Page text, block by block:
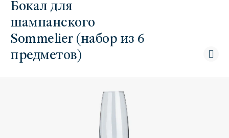
ПОПУЛЯРНЫЕ ЗАПРОСЫ
Диван Марсель
Бокал для
шампанского
Sommelier (набор из 6
предметов)